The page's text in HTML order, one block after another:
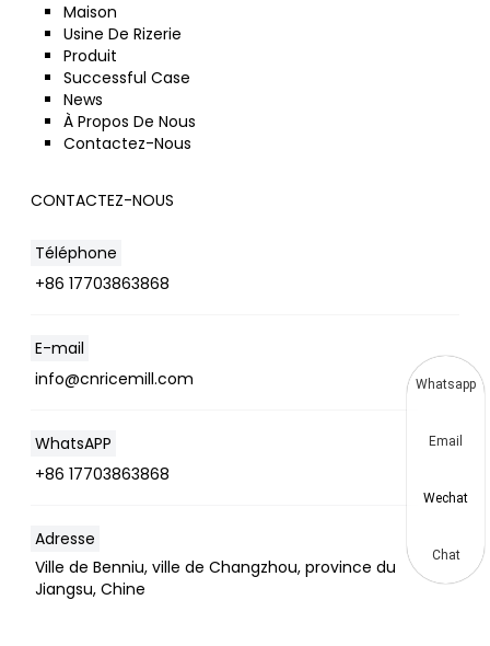
Maison
Usine De Rizerie
Produit
Successful Case
News
À Propos De Nous
Contactez-Nous
CONTACTEZ-NOUS
Téléphone
+86 17703863868
E-mail
info@cnricemill.com
WhatsAPP
+86 17703863868
Adresse
Ville de Benniu, ville de Changzhou, province du
Jiangsu, Chine
Whatsapp
Email
Wechat
Chat